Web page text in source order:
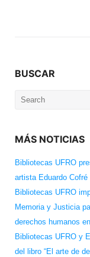
BUSCAR
Search
MÁS NOTICIAS
Bibliotecas UFRO
artista Eduardo Cofré
Bibliotecas UFRO
Memoria y Justicia
derechos humanos
Bibliotecas UFRO y
del libro “El arte de